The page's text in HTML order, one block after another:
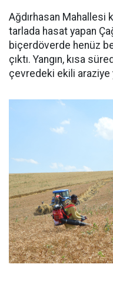
Ağdırhasan Mahallesi
tarlada hasat yapan
biçerdöverde henüz
çıktı. Yangın, kısa
çevredeki ekili araziye